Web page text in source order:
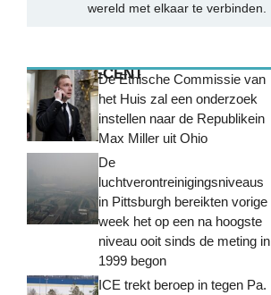
wereld met elkaar te verbinden.
MEEST RECENTDe Ethische Commissie van
het Huis zal een onderzoek
instellen naar de Republikein
Max Miller uit Ohio
De
luchtverontreinigingsniveaus
in Pittsburgh bereikten vorige
week het op een na hoogste
niveau ooit sinds de meting in
1999 begon
ICE trekt beroep in tegen Pa.